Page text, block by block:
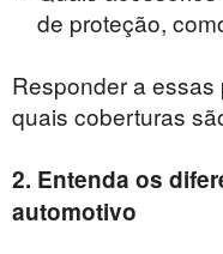
de proteção,
Responder a
quais coberturas
2. Entenda os
automotivo